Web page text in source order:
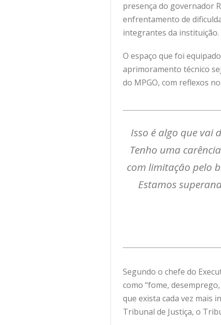
presença do governador
enfrentamento de
integrantes da instituição.
O espaço que foi
aprimoramento técnico
do MPGO, com reflexos
Isso é algo que vai
Tenho uma
com limitação pelo
Estamos
Segundo o chefe do
como “fome,
que exista cada vez mais
Tribunal de Justiça, o